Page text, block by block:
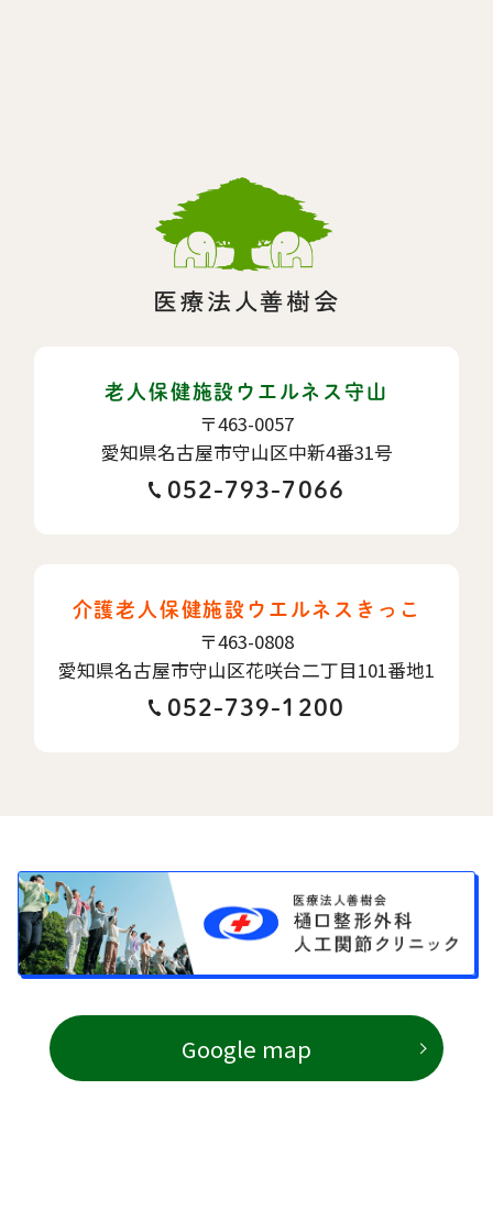
老人保健施設ウエルネス守山
〒463-0057
愛知県名古屋市守山区中新4番31号
052-793-7066
介護老人保健施設ウエルネスきっこ
〒463-0808
愛知県名古屋市守山区花咲台二丁目101番地1
052-739-1200
Google map